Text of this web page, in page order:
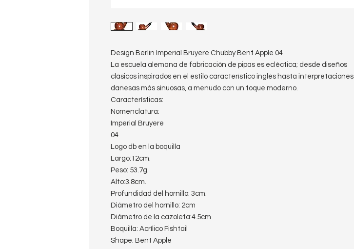
Design Berlin Imperial Bruyere Chubby Bent Apple 04
La escuela alemana de fabricación de pipas es ecléctica; desde diseños
clásicos inspirados en el estilo característico inglés hasta interpretaciones
danesas más sinuosas, a menudo con un toque moderno.
Características:
Nomenclatura:
Imperial Bruyere
04
Logo db en la boquilla
Largo:12cm.
Peso: 53.7g.
Alto:3.8cm.
Profundidad del hornillo: 3cm.
Diámetro del hornillo: 2cm
Diámetro de la cazoleta:4.5cm
Boquilla: Acrílico Fishtail
Shape: Bent Apple